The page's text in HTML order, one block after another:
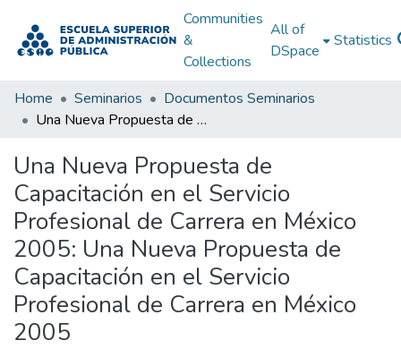
Communities
&
Collections
All of
DSpace
Statistics
Home Seminarios
Documentos Seminarios
Una Nueva Propuesta de Capacitación en el Servicio Profesional de Carrera en México 2005: Una Nueva Propuesta de Capacitación en el Servicio Profesional de Carrera en México 2005
Una Nueva Propuesta de
Capacitación en el Servicio
Profesional de Carrera en México
2005: Una Nueva Propuesta de
Capacitación en el Servicio
Profesional de Carrera en México
2005